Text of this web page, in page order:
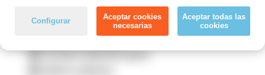
1️⃣ Elige tu curso
2️⃣ Rellena el formulario
3️⃣ Fórmate totalmente gratis
Configurar
Aceptar cookies
necesarias
Aceptar todas las
cookies